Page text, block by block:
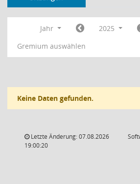
Jahr
2025
Gremium auswählen
Keine Daten gefunden.
Letzte Änderung: 07.08.2026
19:00:20